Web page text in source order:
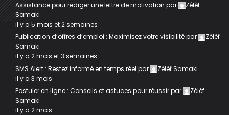
Assistance pour rediger une lettre de motivation par
Zélèf
Samaki
il y a 5 mois et 2 semaines
Publication d’offres d’emploi : Maximisez votre visibilitépar
Zélèf
Samaki
il y a 2 mois et 3 semaines
SMS Alert : Restez informé en temps réel par
Zélèf Samaki
il y a 3 mois
Postuler en ligne : Conseils et astuces pour réussirpar
Zélèf
Samaki
il y a 2 mois